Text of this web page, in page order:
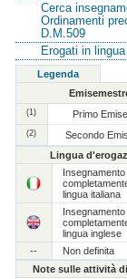
Cerca
Ordinamenti
D.M.509
Erogati in
Legenda
(1) Primo
(2)
Secondo
Lingua
Insegnamento
lingua italiana
Insegnamento
lingua inglese
--
Non definita
Note sulle attività